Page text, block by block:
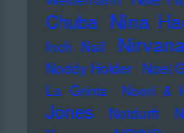
Chuba Nina
Inch Nail
Noddy Holder Noel
La Grinta
Noori &
Jones
Notdurft